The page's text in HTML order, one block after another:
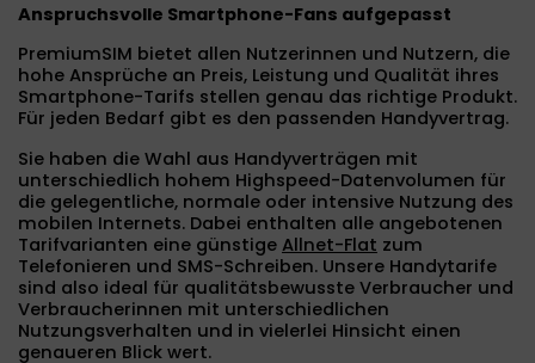
Anspruchsvolle Smartphone-Fans aufgepasst
PremiumSIM bietet allen Nutzerinnen und Nutzern, die
hohe Ansprüche an Preis, Leistung und Qualität ihres
Smartphone-Tarifs stellen genau das richtige Produkt.
Für jeden Bedarf gibt es den passenden Handyvertrag.
Sie haben die Wahl aus Handyverträgen mit
unterschiedlich hohem Highspeed-Datenvolumen für
die gelegentliche, normale oder intensive Nutzung des
mobilen Internets. Dabei enthalten alle angebotenen
Tarifvarianten eine günstige Allnet-Flat zum
Telefonieren und SMS-Schreiben. Unsere Handytarife
sind also ideal für qualitätsbewusste Verbraucher und
Verbraucherinnen mit unterschiedlichen
Nutzungsverhalten und in vielerlei Hinsicht einen
genaueren Blick wert.